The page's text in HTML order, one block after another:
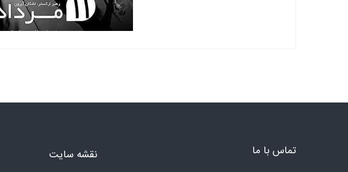
تماس با ما نقشه سایت